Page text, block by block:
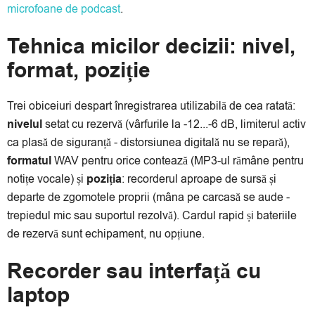
microfoane de podcast.
Tehnica micilor decizii: nivel,
format, poziție
Trei obiceiuri despart înregistrarea utilizabilă de cea ratată:
nivelulsetat cu rezervă (vârfurile la -12...-6 dB, limiterul activ
ca plasă de siguranță - distorsiunea digitală nu se repară),
formatulWAV pentru orice contează (MP3-ul rămâne pentru
notițe vocale) și poziția: recorderul aproape de sursă și
departe de zgomotele proprii (mâna pe carcasă se aude -
trepiedul mic sau suportul rezolvă). Cardul rapid și bateriile
de rezervă sunt echipament, nu opțiune.
Recorder sau interfață cu
laptop